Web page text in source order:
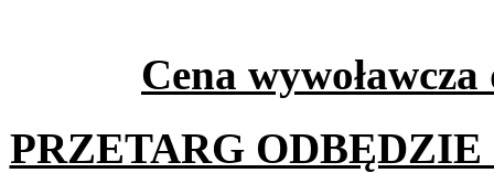
Cena
PRZETARG